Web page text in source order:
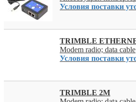
Условия поставки
TRIMBLE
Modem radio; data cable
Условия поставки
TRIMBLE 2M